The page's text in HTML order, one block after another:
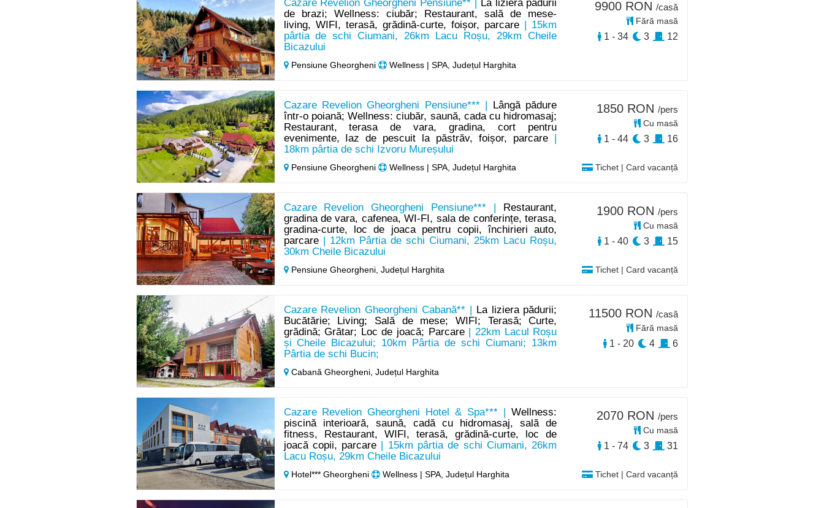
Cazare Revelion Gheorgheni Pensiune** |
La liziera pădurii
de brazi; Wellness: ciubăr; Restaurant, sală de mese-
living, WIFI, terasă, grădină-curte, foișor, parcare | 15km
pârtia de schi Ciumani, 26km Lacu Roșu, 29km Cheile
Bicazului
Pensiune Gheorgheni Wellness | SPA, Județul Harghita
9900 RON /casă
Fără masă
1 - 34 3 12
Cazare Revelion Gheorgheni Pensiune*** |
Lângă pădure
într-o poiană; Wellness: ciubăr, saună, cada cu hidromasaj;
Restaurant, terasa de vara, gradina, cort pentru
evenimente, Iaz de pescuit la păstrăv, foișor, parcare
18km pârtia de schi Izvoru Mureșului
Pensiune Gheorgheni Wellness | SPA, Județul Harghita Tichet | Card vacanță
1850 RON /pers
Cu masă
1 - 44 3 16
Cazare Revelion Gheorgheni Pensiune*** |
Restaurant,
gradina de vara, cafenea, WI-FI, sala de conferințe, terasa,
gradina-curte, loc de joaca pentru copii, închirieri auto,
parcare| 12km Pârtia de schi Ciumani, 25km Lacu Roșu,
30km Cheile Bicazului
Pensiune Gheorgheni, Județul Harghita Tichet | Card vacanță
1900 RON /pers
Cu masă
1 - 40 3 15
Cazare Revelion Gheorgheni Cabană** |
La liziera pădurii;
Bucătărie; Living; Sală de mese; WIFI; Terasă; Curte,
grădină; Grătar; Loc de joacă; Parcare| 22km Lacul Roșu
și Cheile Bicazului; 10km Pârtia de schi Ciumani; 13km
Pârtia de schi Bucin;
Cabană Gheorgheni, Județul Harghita
11500 RON /casă
Fără masă
1 - 20 4 6
Cazare Revelion Gheorgheni Hotel & Spa*** |Wellness:
piscină interioară, saună, cadă cu hidromasaj, sală de
fitness, Restaurant, WIFI, terasă, grădină-curte, loc de
joacă copii, parcare | 15km pârtia de schi Ciumani, 26km
Lacu Roșu, 29km Cheile Bicazului
Hotel*** Gheorgheni Wellness | SPA, Județul Harghita Tichet | Card vacanță
2070 RON /pers
Cu masă
1 - 74 3 31